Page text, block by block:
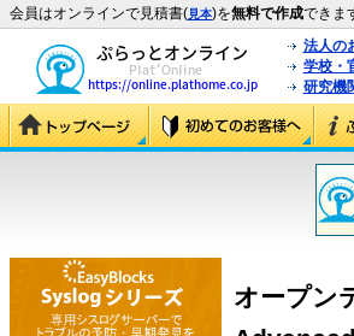
会員はオンラインで見積書(見本)を無料で作成できま
法人の
学校・
研究機
オープン